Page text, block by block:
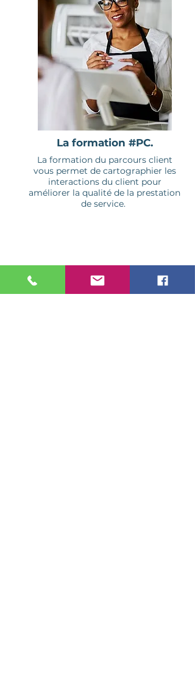
La formation #PC.
La formation du parcours client
vous permet de cartographier les
interactions du client pour
améliorer la qualité de la prestation
de service.